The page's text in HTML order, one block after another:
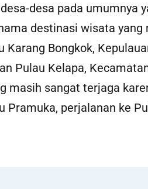
desa pada umumnya
destinasi wisata
Bongkok,
Pulau Kelapa,
masih sangat terjaga
perjalanan ke